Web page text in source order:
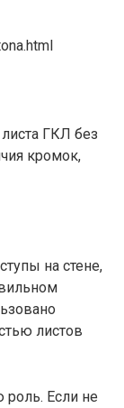
ГКЛ без
кромок,
на стене,
листов
Если не